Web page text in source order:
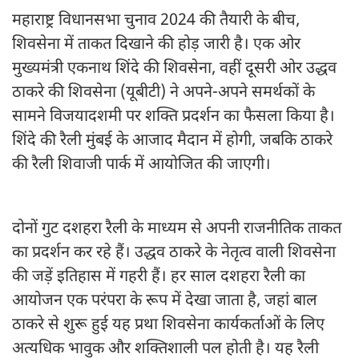
महाराष्ट्र विधानसभा चुनाव 2024 की तैयारी के बीच,
शिवसेना में ताकत दिखाने की होड़ जारी है। एक ओर
मुख्यमंत्री एकनाथ शिंदे की शिवसेना, वहीं दूसरी ओर उद्धव
ठाकरे की शिवसेना (यूबीटी) ने अपने-अपने समर्थकों के
सामने विजयादशमी पर शक्ति प्रदर्शन का फैसला किया है।
शिंदे की रैली मुंबई के आजाद मैदान में होगी, जबकि ठाकरे
की रैली शिवाजी पार्क में आयोजित की जाएगी।
दोनों गुट दशहरा रैली के माध्यम से अपनी राजनीतिक ताकत
का प्रदर्शन कर रहे हैं। उद्धव ठाकरे के नेतृत्व वाली शिवसेना
की जड़ें इतिहास में गहरी हैं। हर साल दशहरा रैली का
आयोजन एक परंपरा के रूप में देखा जाता है, जहां बाल
ठाकरे से शुरू हुई यह प्रथा शिवसेना कार्यकर्ताओं के लिए
अत्यधिक भावुक और शक्तिशाली पल होती है। यह रैली